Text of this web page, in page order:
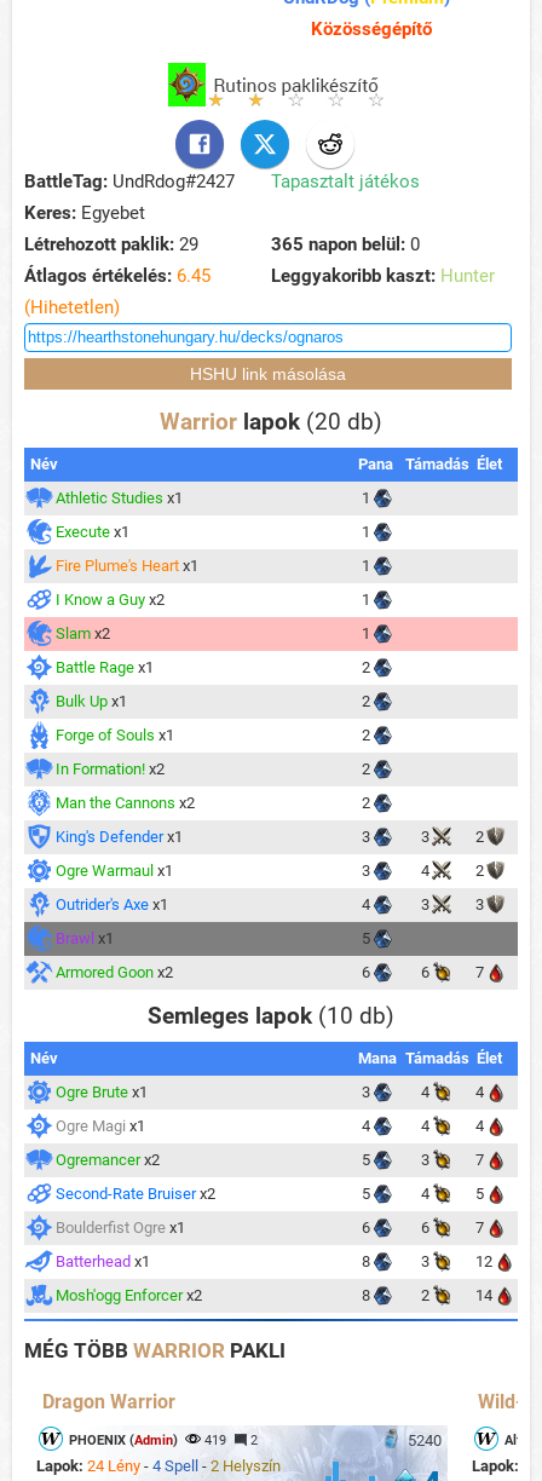
Közösségépítő
BattleTag: UndRdog#2427
Tapasztalt játékos
Keres: Egyebet
Létrehozott paklik: 29 365 napon belül: 0
Átlagos értékelés: 6.45
(Hihetetlen)
Leggyakoribb kaszt: Hunter
Warrior lapok (20 db)
Név Pana Támadás Élet
Athletic Studies x1
1
Execute x1
1
Fire Plume's Heart x1
1
I Know a Guy x2
1
Slam x2
1
Battle Rage x1
2
Bulk Up x1
2
Forge of Souls x1
2
In Formation! x2
2
Man the Cannons x2
2
King's Defender x1 3 3
2
Ogre Warmaul x1 3 4
2
Outrider's Axe x1 4 3
3
Brawl x1
5
Armored Goon x2 6 6 7
Semleges lapok (10 db)
Név Mana Támadás Élet
Ogre Brute x1 3 4
4
Ogre Magi x1 4 4
4
Ogremancer x2 5 3
7
Second-Rate Bruiser x2 5 4
5
Boulderfist Ogre x1 6 6
7
Batterhead x1 8 3
12
Mosh'ogg Enforcer x2 8 2 14
MÉG TÖBB WARRIOR PAKLI
Dragon Warrior
5240
PHOENIX (Admin) 419 2
Lapok: 24 Lény - 4 Spell - 2 Helyszín
Wild-
Lapok: